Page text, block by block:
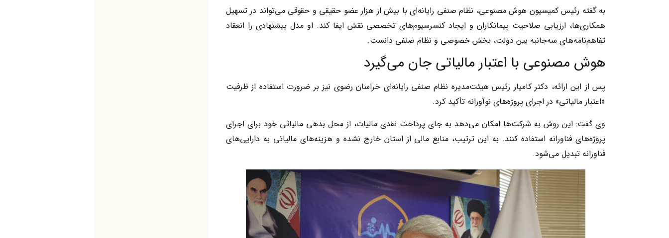
به گفته رئیس کمیسیون هوش مصنوعی، نظام صنفی رایانه‌ای با بیش از هزار عضو حقیقی و حقوقی می‌تواند در تسهیل
همکاری‌ها، ارزیابی صلاحیت پیمانکاران و ایجاد کنسرسیوم‌های تخصصی نقش ایفا کند. او مدل پیشنهادی را انعقاد
تفاهم‌نامه‌های سه‌جانبه بین دولت، بخش خصوصی و نظام صنفی دانست.
هوش مصنوعی با اعتبار مالیاتی جان می‌گیرد
پس از این ارائه، دکتر کامیار رئیس هیئت‌مدیره نظام صنفی رایانه‌ای خراسان رضوی نیز بر ضرورت استفاده از ظرفیت
«اعتبار مالیاتی» در اجرای پروژه‌های نوآورانه تأکید کرد.
وی گفت: این روش به شرکت‌ها امکان می‌دهد به جای پرداخت نقدی مالیات، از محل بدهی مالیاتی خود برای اجرای
پروژه‌های فناورانه استفاده کنند. به این ترتیب، منابع مالی از استان خارج نشده و هزینه‌های مالیاتی به دارایی‌های
فناورانه تبدیل می‌شود.